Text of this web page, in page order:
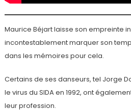
Maurice Béjart laisse son empreinte
incontestablement marquer son
dans les mémoires pour cela.
Certains de ses danseurs, tel Jorge
le virus du SIDA en 1992, ont
leur profession.